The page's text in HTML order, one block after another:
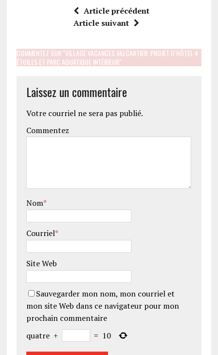
Article précédent
Article suivant
COMMENTEZ SUR "VILLAGE VACANCES VALCARTIER: PROJET D’HÔTEL 4
ÉTOILES ET PARC AQUATIQUE INTÉRIEUR"
Laissez un commentaire
Votre courriel ne sera pas publié.
Commentez
Nom*
Courriel*
Site Web
Sauvegarder mon nom, mon courriel et
mon site Web dans ce navigateur pour mon
prochain commentaire
quatre + = 10